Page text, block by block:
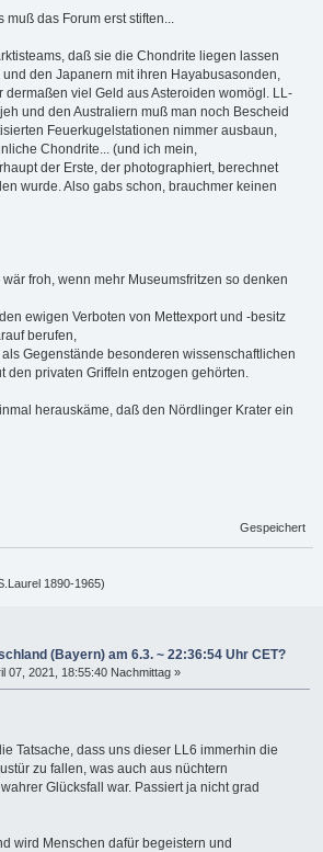
muß das Forum erst stiften...
daß sie die Chondrite liegen lassen
und den Japanern mit ihren Hayabusasonden,
dermaßen viel Geld aus Asteroiden womögl. LL-
und den Australiern muß man noch Bescheid
Feuerkugelstationen nimmer ausbaun,
Chondrite... (und ich mein,
der Erste, der photographiert, berechnet
wurde. Also gabs schon, brauchmer keinen
froh, wenn mehr Museumsfritzen so denken
ewigen Verboten von Mettexport und -besitz
berufen,
Gegenstände besonderen wissenschaftlichen
den privaten Griffeln entzogen gehörten.
herauskäme, daß den Nördlinger Krater ein
Gespeichert
1890-1965)
(Bayern) am 6.3. ~ 22:36:54 Uhr CET?
07, 2021, 18:55:40 Nachmittag »
Tatsache, dass uns dieser LL6 immerhin die
zu fallen, was auch aus nüchtern
Glücksfall war. Passiert ja nicht grad
wird Menschen dafür begeistern und